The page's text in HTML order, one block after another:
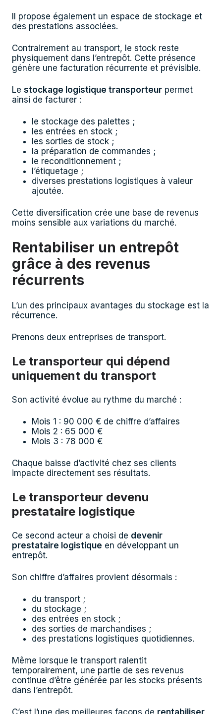
Il propose également un espace de stockage et
des prestations associées.
Contrairement au transport, le stock reste
physiquement dans l’entrepôt. Cette présence
génère une facturation récurrente et prévisible.
Le stockage logistique transporteur permet
ainsi de facturer :
le stockage des palettes ;
les entrées en stock ;
les sorties de stock ;
la préparation de commandes ;
le reconditionnement ;
l’étiquetage ;
diverses prestations logistiques à valeur
ajoutée.
Cette diversification crée une base de revenus
moins sensible aux variations du marché.
Rentabiliser un entrepôt
grâce à des revenus
récurrents
L’un des principaux avantages du stockage est la
récurrence.
Prenons deux entreprises de transport.
Le transporteur qui dépend
uniquement du transport
Son activité évolue au rythme du marché :
Mois 1 : 90 000 € de chiffre d’affaires
Mois 2 : 65 000 €
Mois 3 : 78 000 €
Chaque baisse d’activité chez ses clients
impacte directement ses résultats.
Le transporteur devenu
prestataire logistique
Ce second acteur a choisi de devenir
prestataire logistique en développant un
entrepôt.
Son chiffre d’affaires provient désormais :
du transport ;
du stockage ;
des entrées en stock ;
des sorties de marchandises ;
des prestations logistiques quotidiennes.
Même lorsque le transport ralentit
temporairement, une partie de ses revenus
continue d’être générée par les stocks présents
dans l’entrepôt.
C’est l’une des meilleures façons de rentabiliser